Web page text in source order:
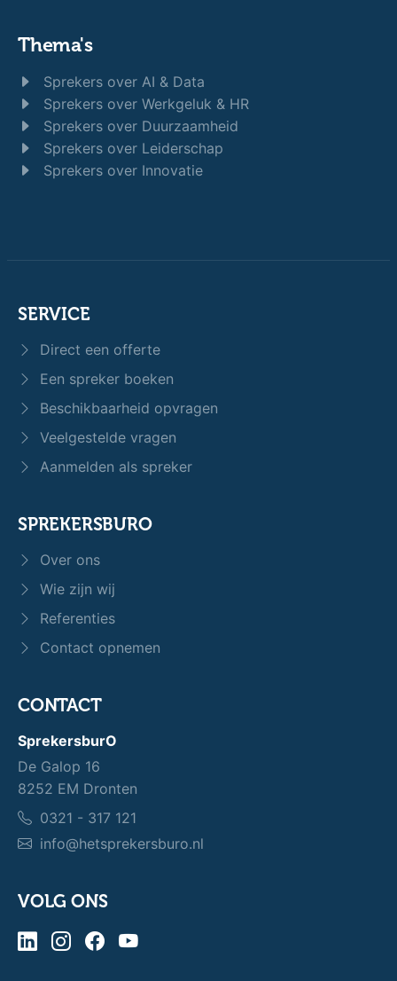
Thema's
Sprekers over AI & Data
Sprekers over Werkgeluk & HR
Sprekers over Duurzaamheid
Sprekers over Leiderschap
Sprekers over Innovatie
SERVICE
Direct een offerte
Een spreker boeken
Beschikbaarheid opvragen
Veelgestelde vragen
Aanmelden als spreker
SPREKERSBURO
Over ons
Wie zijn wij
Referenties
Contact opnemen
CONTACT
SprekersburO
De Galop 16
8252 EM Dronten
0321 - 317 121
info@hetsprekersburo.nl
VOLG ONS